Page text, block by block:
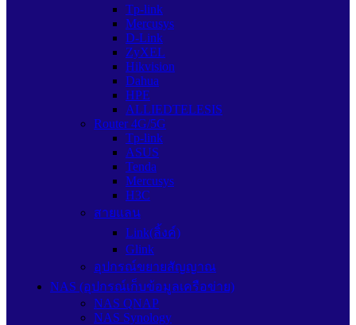
Tp-link
Mercusys
D-Link
ZyXEL
Hikvision
Dahua
HPE
ALLIEDTELESIS
Router 4G/5G
Tp-link
ASUS
Tenda
Mercusys
H3C
สายแลน
Link(ลิ้งค์)
Glink
อุปกรณ์ขยายสัญญาณ
NAS (อุปกรณ์เก็บข้อมูลเครือข่าย)
NAS QNAP
NAS Synology